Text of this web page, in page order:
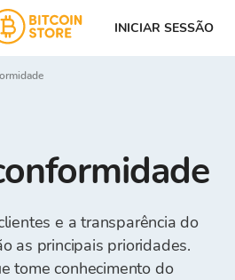
INICIAR SESSÃO
e a transparência do
as principais prioridades.
tome conhecimento do